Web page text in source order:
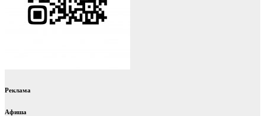
Реклама
Афиша